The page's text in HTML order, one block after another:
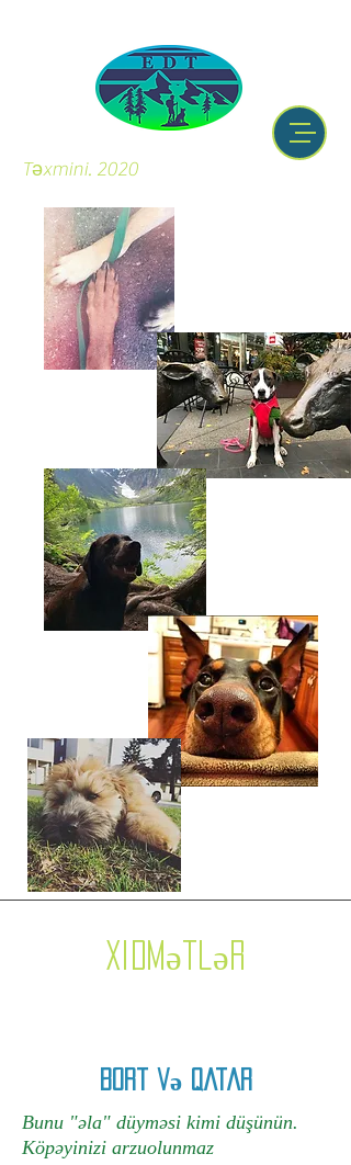
Təxmini. 2020
Xidmətlər
Bort və qatar
Bunu "əla" düyməsi kimi düşünün.
Köpəyinizi arzuolunmaz